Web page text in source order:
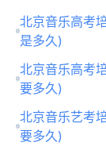
北京音乐高考
是多久)
北京音乐高考
要多久)
北京音乐艺考
要多久)